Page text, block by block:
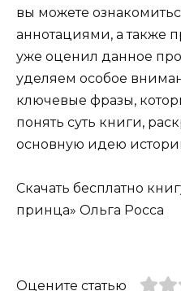
вы можете
аннотациями, а также
уже оценил данное
уделяем особое
ключевые фразы,
понять суть книги,
основную идею
Скачать бесплатно
принца» Ольга Росса
Оцените статью